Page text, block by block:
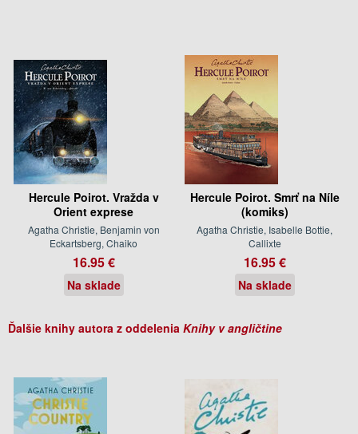
Hercule Poirot. Vražda v
Orient exprese
Agatha Christie, Benjamin von
Eckartsberg, Chaiko
16.95 €
Na sklade
Hercule Poirot. Smrť na Níle
(komiks)
Agatha Christie, Isabelle Bottie,
Callixte
16.95 €
Na sklade
Ďalšie knihy autora z oddelenia Knihy v angličtine